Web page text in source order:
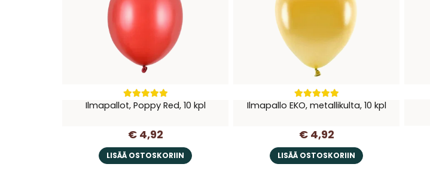
Ilmapallot, Poppy Red, 10 kpl
€ 4,92
LISÄÄ OSTOSKORIIN
Ilmapallo EKO, metallikulta, 10 kpl
€ 4,92
LISÄÄ OSTOSKORIIN